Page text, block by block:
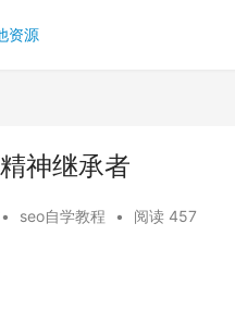
资源
神继承者
• seo自学教程 • 阅读 457